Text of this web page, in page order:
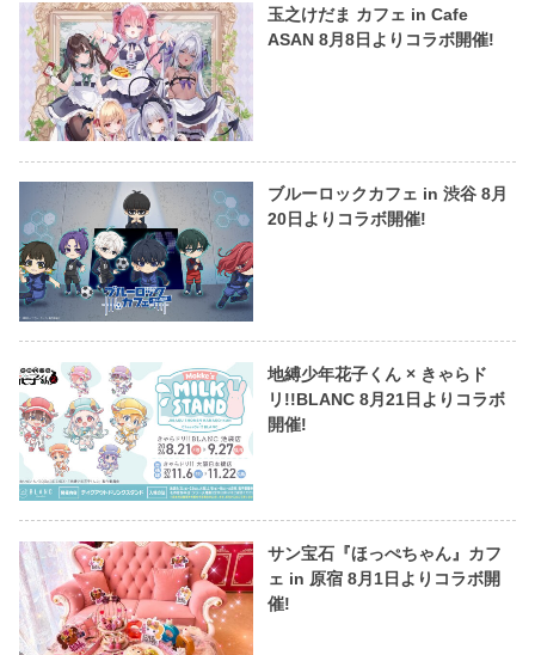
玉之けだま カフェ in Cafe
ASAN 8月8日よりコラボ開催!
ブルーロックカフェ in 渋谷 8月
20日よりコラボ開催!
地縛少年花子くん × きゃらド
リ!!BLANC 8月21日よりコラボ
開催!
サン宝石『ほっぺちゃん』カフ
ェ in 原宿 8月1日よりコラボ開
催!